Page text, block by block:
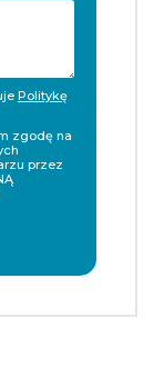
Politykę
zgodę na
przez